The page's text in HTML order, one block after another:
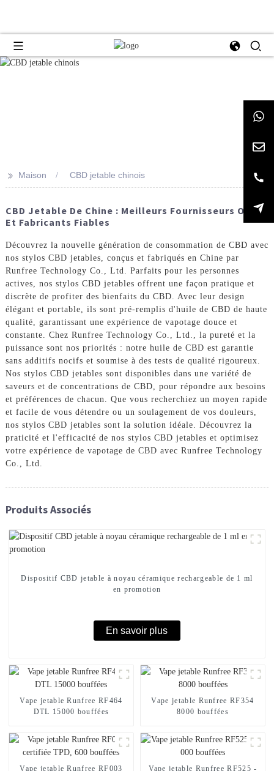
>> Maison CBD jetable chinois
CBD Jetable De Chine : Meilleurs Fournisseurs ODM
Et Fabricants Fiables
Découvrez la nouvelle génération de consommation de CBD avec
nos stylos CBD jetables, conçus et fabriqués en Chine par
Runfree Technology Co., Ltd. Parfaits pour les personnes
actives, nos stylos CBD jetables offrent une façon pratique et
discrète de profiter des bienfaits du CBD. Avec leur design
élégant et portable, ils sont pré-remplis d'huile de CBD de haute
qualité, garantissant une expérience de vapotage douce et
constante. Chez Runfree Technology Co., Ltd., la pureté et la
puissance sont nos priorités : notre huile de CBD est garantie
sans additifs nocifs et soumise à des tests de qualité rigoureux.
Nos stylos CBD jetables sont disponibles dans une variété de
saveurs et de concentrations de CBD, pour répondre aux besoins
et préférences de chacun. Que vous recherchiez un moyen rapide
et facile de vous détendre ou un soulagement de vos douleurs,
nos stylos CBD jetables sont la solution idéale. Découvrez la
praticité et l'efficacité de nos stylos CBD jetables et optimisez
votre expérience de vapotage de CBD avec Runfree Technology
Co., Ltd.
Produits Associés
Dispositif CBD jetable à noyau céramique rechargeable de 1 ml
en promotion
En savoir plus
Vape jetable Runfree RF464
DTL 15000 bouffées
Vape jetable Runfree RF354
8000 bouffées
Vape jetable Runfree RF003
Vape jetable Runfree RF525 -